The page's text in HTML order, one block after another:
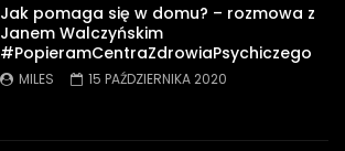
Jak pomaga się w domu? – rozmowa z
Janem Walczyńskim
#PopieramCentraZdrowiaPsychiczego
MILES 15 PAŹDZIERNIKA 2020